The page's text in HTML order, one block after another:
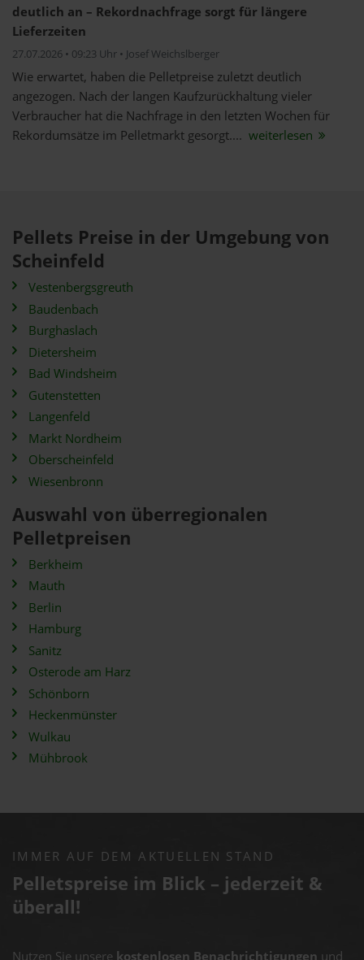
deutlich an – Rekordnachfrage sorgt für längere
Lieferzeiten
27.07.2026 • 09:23 Uhr • Josef Weichslberger
Wie erwartet, haben die Pelletpreise zuletzt deutlich
angezogen. Nach der langen Kaufzurückhaltung vieler
Verbraucher hat die Nachfrage in den letzten Wochen für
Rekordumsätze im Pelletmarkt gesorgt.... weiterlesen
Pellets Preise in der Umgebung von
Scheinfeld
Vestenbergsgreuth
Baudenbach
Burghaslach
Dietersheim
Bad Windsheim
Gutenstetten
Langenfeld
Markt Nordheim
Oberscheinfeld
Wiesenbronn
Auswahl von überregionalen
Pelletpreisen
Berkheim
Mauth
Berlin
Hamburg
Sanitz
Osterode am Harz
Schönborn
Heckenmünster
Wulkau
Mühbrook
IMMER AUF DEM AKTUELLEN STAND
Pelletspreise im Blick – jederzeit &
überall!
Nutzen Sie unsere kostenlosen Benachrichtigungen und